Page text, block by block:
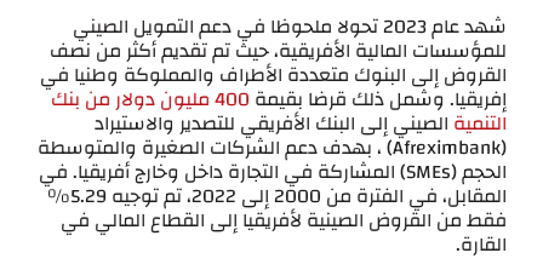
شهد عام 2023 تحولا ملحوظا في دعم التمويل الصيني
للمؤسسات المالية الأفريقية، حيث تم تقديم أكثر من نصف
القروض إلى البنوك متعددة الأطراف والمملوكة وطنيا في
إفريقيا. وشمل ذلك قرضا بقيمة 400 مليون دولار من بنك
التنمية الصيني إلى البنك الأفريقي للتصدير والاستيراد
(Afreximbank) ، بهدف دعم الشركات الصغيرة والمتوسطة
الحجم (SMEs) المشاركة في التجارة داخل وخارج أفريقيا. في
المقابل، في الفترة من 2000 إلى 2022، تم توجيه 5.29٪
فقط من القروض الصينية لأفريقيا إلى القطاع المالي في
القارة.